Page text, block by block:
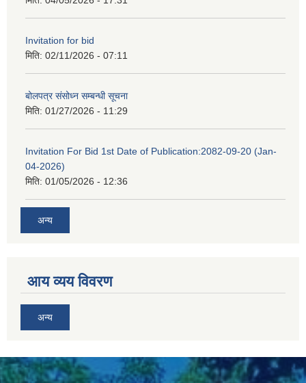
Invitation for bid
मिति: 02/11/2026 - 07:11
बोलपत्र संसोध्न सम्बन्धी सूचना
मिति: 01/27/2026 - 11:29
Invitation For Bid 1st Date of Publication:2082-09-20 (Jan-
04-2026)
मिति: 01/05/2026 - 12:36
अन्य
आय व्यय विवरण
अन्य